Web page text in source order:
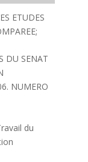
ETUDES
DU SENAT
NUMERO
du